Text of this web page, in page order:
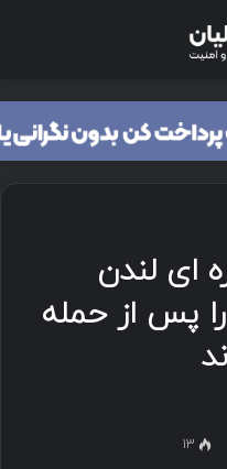
ای لندن
پس از حمله
13